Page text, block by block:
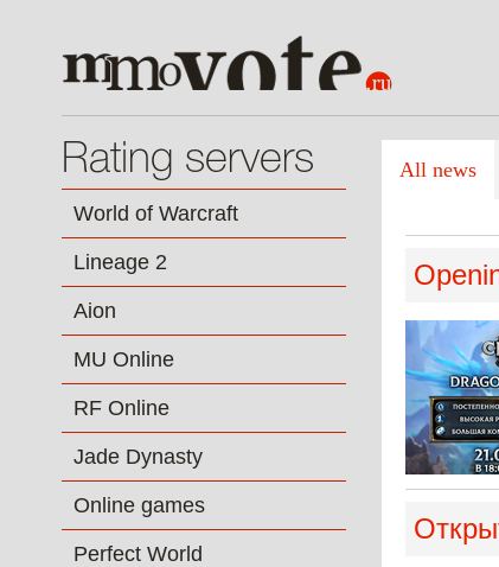
Rating servers
World of Warcraft
Lineage 2
Aion
MU Online
RF Online
Jade Dynasty
Online games
Perfect World
All news